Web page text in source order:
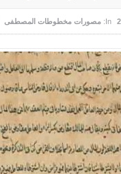
In: مصورات مخطوطات المصطفى